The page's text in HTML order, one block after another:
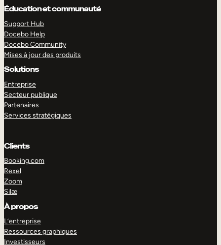
Éducation et communauté
Support Hub
Docebo Help
Docebo Community
Mises à jour des produits
Solutions
Entreprise
Secteur publique
Partenaires
Services stratégiques
Clients
Booking.com
Rexel
Zoom
Silæ
À propos
L’entreprise
Ressources graphiques
Investisseurs